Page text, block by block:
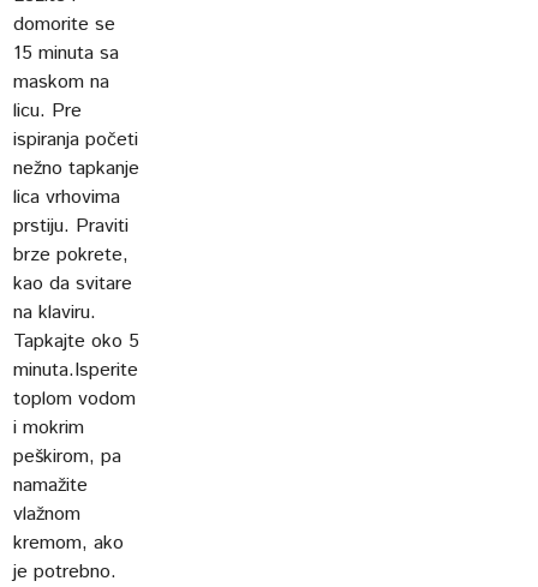
domorite se
15 minuta sa
maskom na
licu. Pre
ispiranja početi
nežno tapkanje
lica vrhovima
prstiju. Praviti
brze pokrete,
kao da svitare
na klaviru.
Tapkajte oko 5
minuta.Isperite
toplom vodom
i mokrim
peškirom, pa
namažite
vlažnom
kremom, ako
je potrebno.